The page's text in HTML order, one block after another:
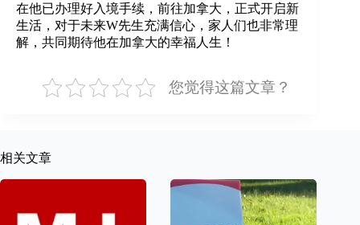
在他已办理好入境手续，前往加拿大，正式开启新
生活，对于未来W先生充满信心，家人们也非常理
解，共同期待他在加拿大的幸福人生！
您觉得这篇文章？
相关文章